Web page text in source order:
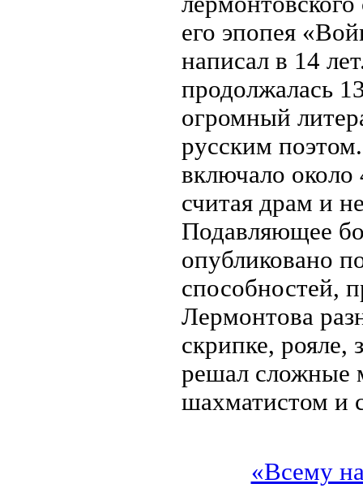
его эпопея
написал в 14
продолжалась
огромный
русским
включало около
считая драм и
Подавляющее
опубликовано
способностей,
Лермонтова
скрипке, рояле,
решал сложные
шахматистом и
«Всему